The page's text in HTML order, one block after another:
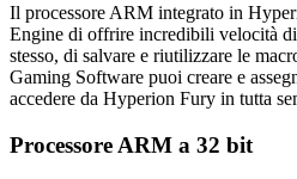
Il processore ARM integrato in
Engine di offrire incredibili velocità
stesso, di salvare e riutilizzare le
Gaming Software puoi creare e
accedere da Hyperion Fury in tutta
Processore ARM a 32 bit